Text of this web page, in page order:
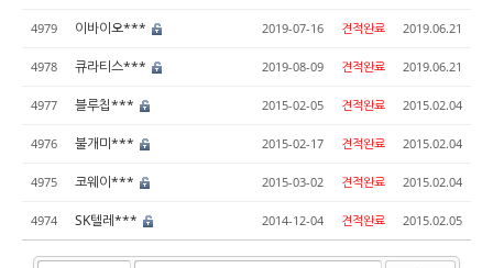
4979 이바이오*** 2019-07-16 견적완료 2019.06.21
4978 큐라티스*** 2019-08-09 견적완료 2019.06.21
4977 블루칩*** 2015-02-05 견적완료 2015.02.04
4976 불개미*** 2015-02-17 견적완료 2015.02.04
4975 코웨이*** 2015-03-02 견적완료 2015.02.04
4974 SK텔레*** 2014-12-04 견적완료 2015.02.05